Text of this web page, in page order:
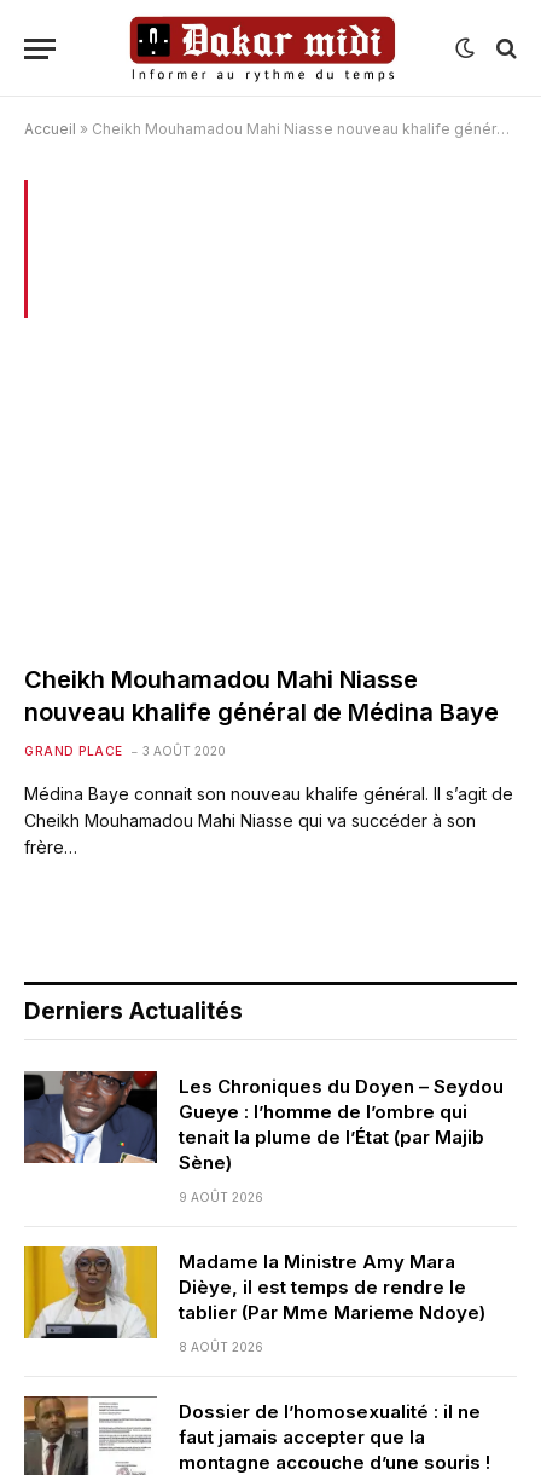
Accueil » Cheikh Mouhamadou Mahi Niasse nouveau khalife général de Médina Baye
Cheikh Mouhamadou Mahi Niasse
nouveau khalife général de Médina Baye
GRAND PLACE 3 AOÛT 2020
Médina Baye connait son nouveau khalife général. Il s’agit de
Cheikh Mouhamadou Mahi Niasse qui va succéder à son
frère…
Derniers Actualités
Les Chroniques du Doyen – Seydou
Gueye : l’homme de l’ombre qui
tenait la plume de l’État (par Majib
Sène)
9 AOÛT 2026
Madame la Ministre Amy Mara
Dièye, il est temps de rendre le
tablier (Par Mme Marieme Ndoye)
8 AOÛT 2026
Dossier de l’homosexualité : il ne
faut jamais accepter que la
montagne accouche d’une souris !